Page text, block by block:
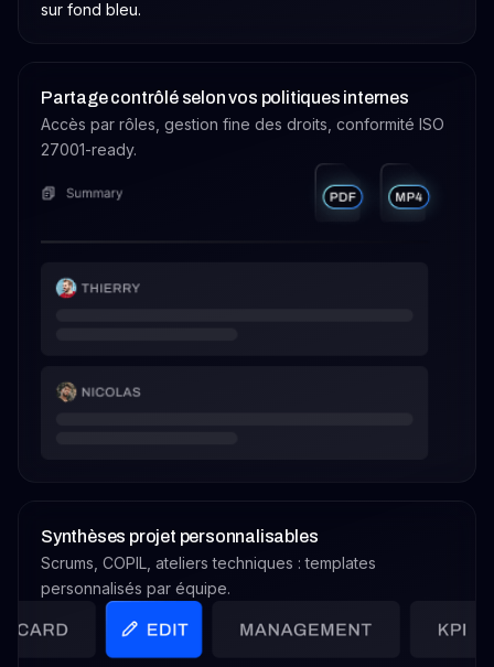
Partage contrôlé selon vos politiques internes
Accès par rôles, gestion fine des droits, conformité ISO
27001-ready.
Synthèses projet personnalisables
Scrums, COPIL, ateliers techniques : templates
personnalisés par équipe.